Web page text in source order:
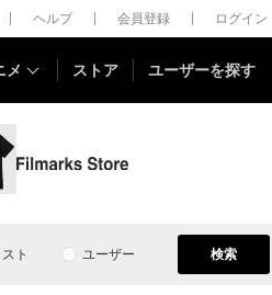
ヘルプ 会員登録 ログイン
メ ストア ユーザーを探す
ト ユーザー 検索